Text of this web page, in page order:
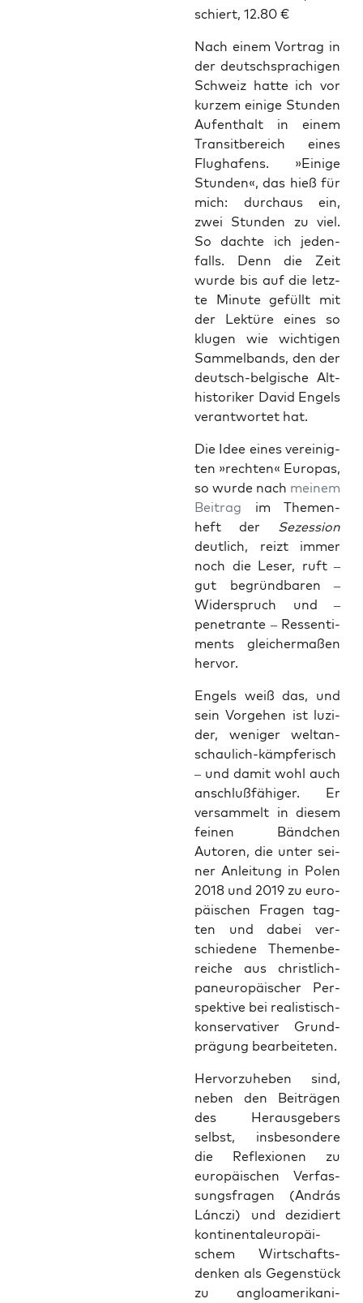
schiert, 12.80 €
Nach einem Vor­trag in
der deutsch­spra­chi­gen
Schweiz hat­te ich vor
kur­zem eini­ge Stun­den
Auf­ent­halt in einem
Tran­sit­be­reich eines
Flug­ha­fens. »Eini­ge
Stun­den«, das hieß für
mich: durch­aus ein,
zwei Stun­den zu viel.
So dach­te ich jeden­
falls. Denn die Zeit
wur­de bis auf die letz­
te Minu­te gefüllt mit
der Lek­tü­re eines so
klu­gen wie wich­ti­gen
Sam­mel­bands, den der
deutsch-bel­gi­sche Alt­
his­to­ri­ker David Engels
ver­ant­wor­tet hat.
Die Idee eines ver­ei­nig­
ten »rech­ten« Euro­pas,
so wur­de nach mei­nem
Bei­trag im The­men­
heft der Sezes­si­on
deut­lich, reizt immer
noch die Leser, ruft –
gut begründ­ba­ren –
Wider­spruch und –
pene­tran­te – Res­sen­ti­
ments glei­cher­ma­ßen
hervor.
Engels weiß das, und
sein Vor­ge­hen ist luzi­
der, weni­ger welt­an­
schau­lich-kämp­fe­risch
– und damit wohl auch
anschluß­fä­hi­ger. Er
ver­sam­melt in die­sem
fei­nen Bänd­chen
Autoren, die unter sei­
ner Anlei­tung in Polen
2018 und 2019 zu euro­
päi­schen Fra­gen tag­
ten und dabei ver­
schie­de­ne The­men­be­
rei­che aus christ­lich-
pan­eu­ro­päi­scher Per­
spek­ti­ve bei rea­lis­tisch-
kon­ser­va­ti­ver Grund­
prä­gung bearbeiteten.
Her­vor­zu­he­ben sind,
neben den Bei­trä­gen
des Her­aus­ge­bers
selbst, ins­be­son­de­re
die Refle­xio­nen zu
euro­päi­schen Ver­fas­
sungs­fra­gen (András
Lán­c­zi) und dezi­diert
kon­ti­nen­tal­eu­ro­päi­
schem Wirt­schafts­
den­ken als Gegen­stück
zu anglo­ame­ri­ka­ni­